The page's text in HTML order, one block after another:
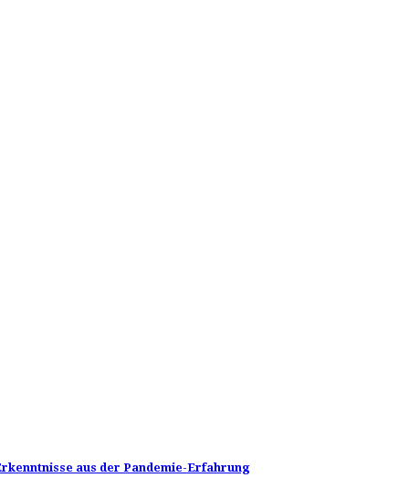
aus der Pandemie-Erfahrung